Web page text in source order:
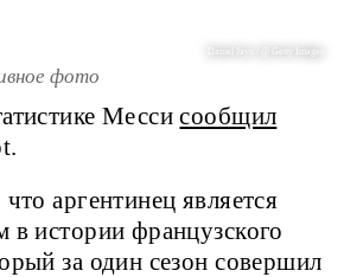
Daniel Jayo / @ Getty Images
фото
Мессисообщил
аргентинец является
в истории французского
за один сезон совершил